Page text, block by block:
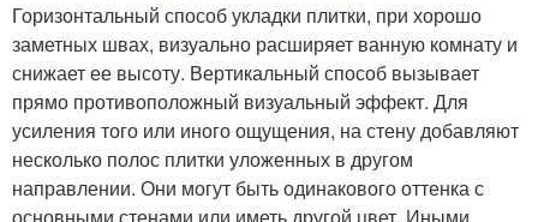
Горизонтальный способ укладки плитки, при хорошо
заметных швах, визуально расширяет ванную комнату и
снижает ее высоту. Вертикальный способ вызывает
прямо противоположный визуальный эффект. Для
усиления того или иного ощущения, на стену добавляют
несколько полос плитки уложенных в другом
направлении. Они могут быть одинакового оттенка с